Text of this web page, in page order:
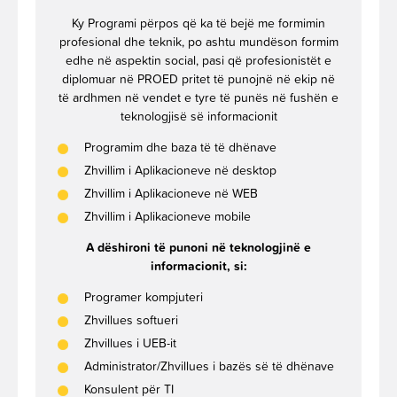
Ky Programi përpos që ka të bejë me formimin
profesional dhe teknik, po ashtu mundëson formim
edhe në aspektin social, pasi që profesionistët e
diplomuar në PROED pritet të punojnë në ekip në
të ardhmen në vendet e tyre të punës në fushën e
teknologjisë së informacionit
Programim dhe baza të të dhënave
Zhvillim i Aplikacioneve në desktop
Zhvillim i Aplikacioneve në WEB
Zhvillim i Aplikacioneve mobile
A dëshironi të punoni në teknologjinë e
informacionit, si:
Programer kompjuteri
Zhvillues softueri
Zhvillues i UEB-it
Administrator/Zhvillues i bazës së të dhënave
Konsulent për TI